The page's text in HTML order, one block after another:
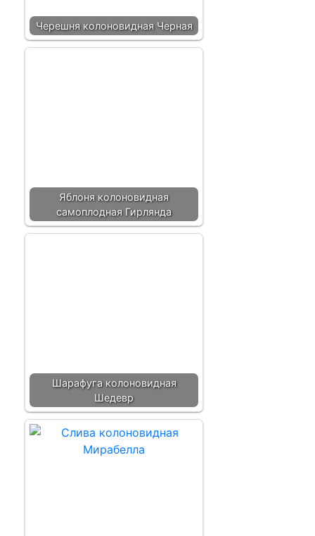
Черешня колоновидная Черная
Яблоня колоновидная
самоплодная Гирлянда
Шарафуга колоновидная
Шедевр